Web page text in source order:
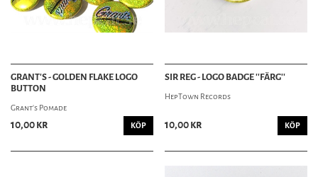
GRANT'S - GOLDEN FLAKE LOGO
BUTTON
Grant's Pomade
10,00 kr KÖP
SIR REG - LOGO BADGE ''FÄRG''
HepTown Records
10,00 kr KÖP